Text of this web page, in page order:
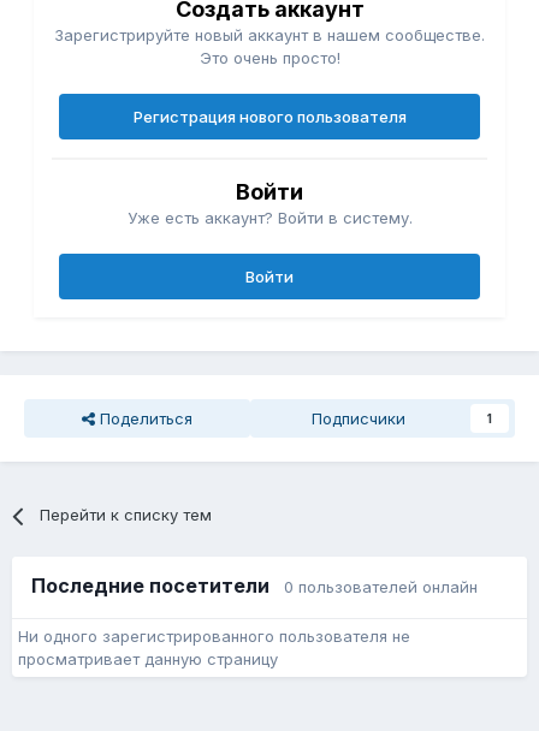
Создать аккаунт
Зарегистрируйте новый аккаунт в нашем сообществе.
Это очень просто!
Регистрация нового пользователя
Войти
Уже есть аккаунт? Войти в систему.
Войти
Поделиться Подписчики 1
Перейти к списку тем
Последние посетители 0 пользователей онлайн
Ни одного зарегистрированного пользователя не
просматривает данную страницу